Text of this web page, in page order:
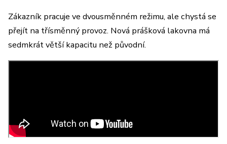
Zákazník pracuje ve dvousměnném režimu, ale chystá se
přejít na třísměnný provoz. Nová prášková lakovna má
sedmkrát větší kapacitu než původní.